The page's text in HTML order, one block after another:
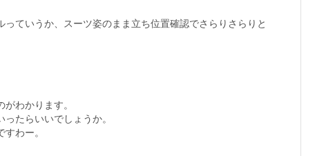
っていうか、スーツ姿のまま立ち位置確認でさらりさらりと
わかります。
たらいいでしょうか。
わー。